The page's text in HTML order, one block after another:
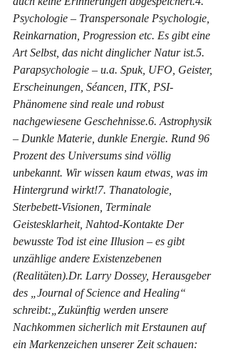
Psychologie – Transpersonale Psychologie,
Reinkarnation, Progression etc. Es gibt eine
Art Selbst, das nicht dinglicher Natur ist.5.
Parapsychologie – u.a. Spuk, UFO, Geister,
Erscheinungen, Séancen, ITK, PSI-
Phänomene sind reale und robust
nachgewiesene Geschehnisse.6. Astrophysik
– Dunkle Materie, dunkle Energie. Rund 96
Prozent des Universums sind völlig
unbekannt. Wir wissen kaum etwas, was im
Hintergrund wirkt!7. Thanatologie,
Sterbebett-Visionen, Terminale
Geistesklarheit, Nahtod-Kontakte Der
bewusste Tod ist eine Illusion – es gibt
unzählige andere Existenzebenen
(Realitäten).Dr. Larry Dossey, Herausgeber
des „Journal of Science and Healing“
schreibt:„Zukünftig werden unsere
Nachkommen sicherlich mit Erstaunen auf
ein Markenzeichen unserer Zeit schauen: